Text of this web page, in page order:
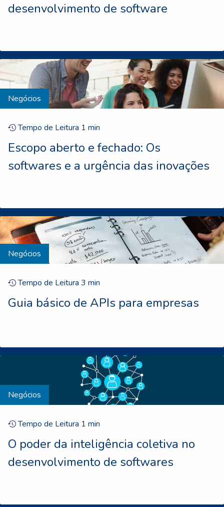
desenvolvimento de software
Negócios
Tempo de Leitura 1 min
Escopo aberto e fechado: Os
softwares e a urgência das inovações
Negócios
Tempo de Leitura 3 min
Guia básico de APIs para empresas
Negócios
Tempo de Leitura 1 min
O poder da inteligência coletiva no
desenvolvimento de softwares